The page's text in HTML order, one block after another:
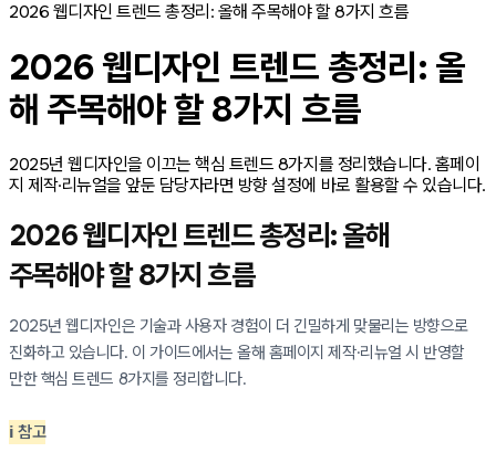
2026 웹디자인 트렌드 총정리: 올해 주목해야 할 8가지 흐름
2026 웹디자인 트렌드 총정리: 올
해 주목해야 할 8가지 흐름
2025년 웹디자인을 이끄는 핵심 트렌드 8가지를 정리했습니다. 홈페이
지 제작·리뉴얼을 앞둔 담당자라면 방향 설정에 바로 활용할 수 있습니다.
2026 웹디자인 트렌드 총정리: 올해
주목해야 할 8가지 흐름
2025년 웹디자인은 기술과 사용자 경험이 더 긴밀하게 맞물리는 방향으로
진화하고 있습니다. 이 가이드에서는 올해 홈페이지 제작·리뉴얼 시 반영할
만한 핵심 트렌드 8가지를 정리합니다.
ℹ️ 참고